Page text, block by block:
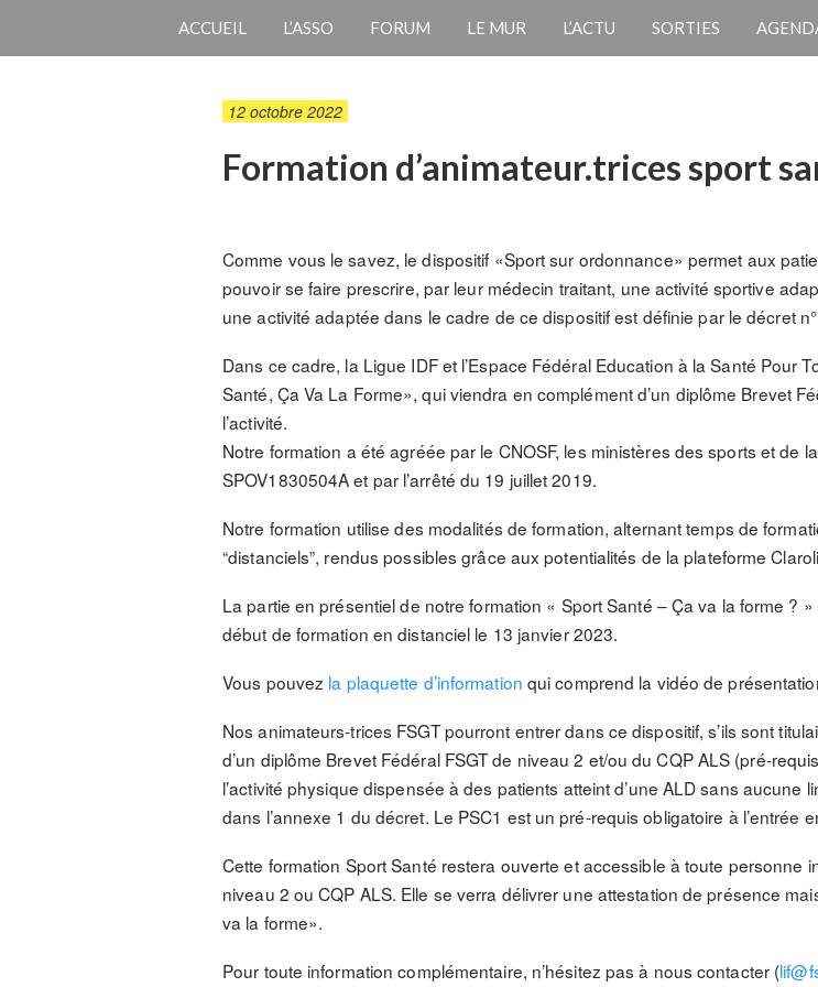
ACCUEIL L’ASSO FORUM LE MUR L’ACTU SORTIES
12 octobre 2022
Formation d’animateur.trices sport
Comme vous le savez, le dispositif «Sport sur ordonnance» permet aux
pouvoir se faire prescrire, par leur médecin traitant, une activité sportive
une activité adaptée dans le cadre de ce dispositif est définie par le décret
Dans ce cadre, la Ligue IDF et l’Espace Fédéral Education à la Santé Pour
Santé, Ça Va La Forme», qui viendra en complément d’un diplôme Brevet
l’activité.
Notre formation a été agréée par le CNOSF, les ministères des sports et de
SPOV1830504A et par l’arrêté du 19 juillet 2019.
Notre formation utilise des modalités de formation, alternant temps de
“distanciels”, rendus possibles grâce aux potentialités de la plateforme
La partie en présentiel de notre formation « Sport Santé – Ça va la forme ?
début de formation en distanciel le 13 janvier 2023.
Vous pouvez la plaquette d’information qui comprend la vidéo de
Nos animateurs-trices FSGT pourront entrer dans ce dispositif, s’ils sont
d’un diplôme Brevet Fédéral FSGT de niveau 2 et/ou du CQP ALS (pré-
l’activité physique dispensée à des patients atteint d’une ALD sans
dans l’annexe 1 du décret. Le PSC1 est un pré-requis obligatoire à l’entrée
Cette formation Sport Santé restera ouverte et accessible à toute personne
niveau 2 ou CQP ALS. Elle se verra délivrer une attestation de présence
va la forme».
Pour toute information complémentaire, n’hésitez pas à nous contacter (